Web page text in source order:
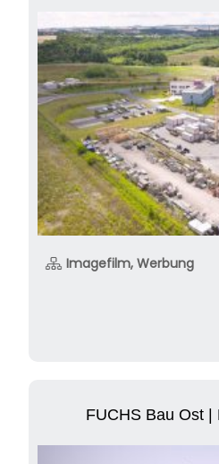
Imagefilm, Werbung
FUCHS Bau Ost |